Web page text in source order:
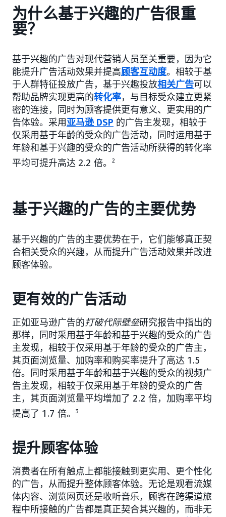
为什么基于兴趣的广告很重
要？
基于兴趣的广告对现代营销人员至关重要，因为它
能提升广告活动效果并提高顾客互动度。相较于基
于人群特征投放广告，基于兴趣投放相关广告可以
帮助品牌实现更高的转化率，与目标受众建立更紧
密的连接，同时为顾客提供更有意义、更实用的广
告体验。采用亚马逊 DSP 的广告主发现，相较于
仅采用基于年龄的受众的广告活动，同时运用基于
年龄和基于兴趣的受众的广告活动所获得的转化率
平均可提升高达 2.2 倍。
2
基于兴趣的广告的主要优势
基于兴趣的广告的主要优势在于，它们能够真正契
合相关受众的兴趣，从而提升广告活动效果并改进
顾客体验。
更有效的广告活动
正如亚马逊广告的打破代际壁垒研究报告中指出的
那样，同时采用基于年龄和基于兴趣的受众的广告
主发现，相较于仅采用基于年龄的受众的广告主，
其页面浏览量、加购率和购买率提升了高达 1.5
倍。同时采用基于年龄和基于兴趣的受众的视频广
告主发现，相较于仅采用基于年龄的受众的广告
主，其页面浏览量平均增加了 2.2 倍，加购率平均
提高了 1.7 倍。
3
提升顾客体验
消费者在所有触点上都能接触到更实用、更个性化
的广告，从而提升整体顾客体验。无论是观看流媒
体内容、浏览网页还是收听音乐，顾客在跨渠道旅
程中所接触的广告都是真正契合其兴趣的，而非无